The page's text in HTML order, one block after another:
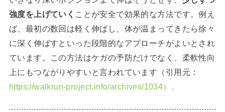
強度を上げていく ことが安全で効果的な方法です。例え
ば、最初の数回は軽く伸ばし、体が温まってきたら徐々
に深く伸ばすといった段階的なアプローチがよいとされ
ています。この方法はケガの予防だけでなく、柔軟性向
上にもつながりやすいと言われています（引用元：
https://walkrun-project.info/archives/1034）。